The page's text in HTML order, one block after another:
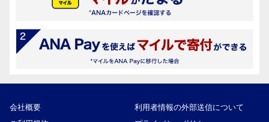
会社概要
利用者情報の外部送信について